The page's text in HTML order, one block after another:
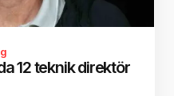
12 teknik direktör